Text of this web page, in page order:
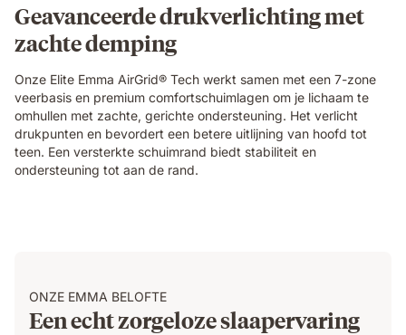
foam
layer
of
the
Emma
Original
Elite
mattress,
demonstrating
Geavanceerde drukverlichting met
zachte demping
Onze Elite Emma AirGrid® Tech werkt samen met een 7-zone
veerbasis en premium comfortschuimlagen om je lichaam te
omhullen met zachte, gerichte ondersteuning. Het verlicht
drukpunten en bevordert een betere uitlijning van hoofd tot
teen. Een versterkte schuimrand biedt stabiliteit en
ondersteuning tot aan de rand.
ONZE EMMA BELOFTE
Een echt zorgeloze slaapervaring